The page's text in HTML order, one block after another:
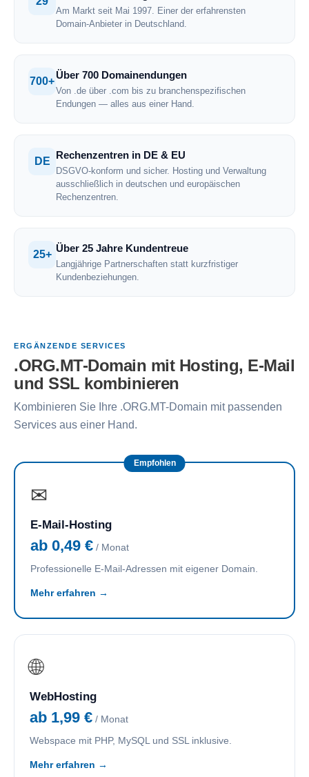
Am Markt seit Mai 1997. Einer der erfahrensten
Domain-Anbieter in Deutschland.
700+
Über 700 Domainendungen
Von .de über .com bis zu branchenspezifischen
Endungen — alles aus einer Hand.
DE
Rechenzentren in DE & EU
DSGVO-konform und sicher. Hosting und Verwaltung
ausschließlich in deutschen und europäischen
Rechenzentren.
25+
Über 25 Jahre Kundentreue
Langjährige Partnerschaften statt kurzfristiger
Kundenbeziehungen.
ERGÄNZENDE SERVICES
.ORG.MT-Domain mit Hosting, E-Mail
und SSL kombinieren
Kombinieren Sie Ihre .ORG.MT-Domain mit passenden
Services aus einer Hand.
Empfohlen
✉
E-Mail-Hosting
ab 0,49 € / Monat
Professionelle E-Mail-Adressen mit eigener Domain.
Mehr erfahren →
🌐
WebHosting
ab 1,99 € / Monat
Webspace mit PHP, MySQL und SSL inklusive.
Mehr erfahren →